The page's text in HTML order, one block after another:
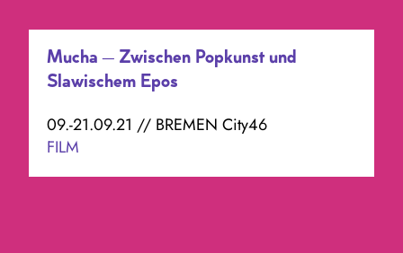
Mucha – Zwischen Popkunst und
Slawischem Epos
09.-21.09.21 // BREMEN City46
FILM